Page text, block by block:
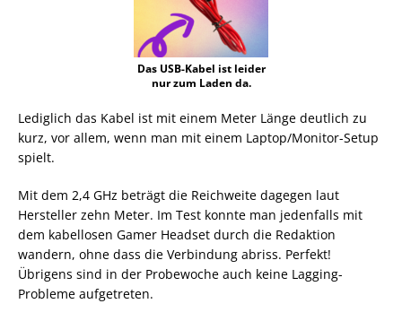
Das USB-Kabel ist leider
nur zum Laden da.
Lediglich das Kabel ist mit einem Meter Länge deutlich zu
kurz, vor allem, wenn man mit einem Laptop/Monitor-Setup
spielt.
Mit dem 2,4 GHz beträgt die Reichweite dagegen laut
Hersteller zehn Meter. Im Test konnte man jedenfalls mit
dem kabellosen Gamer Headset durch die Redaktion
wandern, ohne dass die Verbindung abriss. Perfekt!
Übrigens sind in der Probewoche auch keine Lagging-
Probleme aufgetreten.